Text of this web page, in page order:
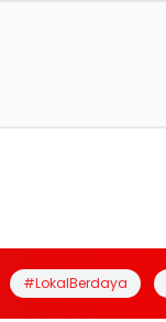
#LokalBerdaya